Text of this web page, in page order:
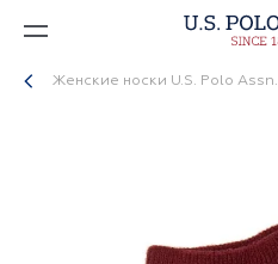
Женские носки U.S. Polo Assn.